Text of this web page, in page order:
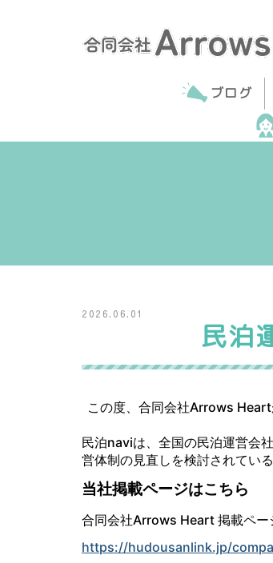
ブログ
2026.06.01
民泊
この度、合同会社Arrows Heart
民泊naviは、全国の民泊運営会
営体制の見直しを検討されてい
当社掲載ページはこちら
合同会社Arrows Heart 掲載ペー
https://hudousanlink.jp/